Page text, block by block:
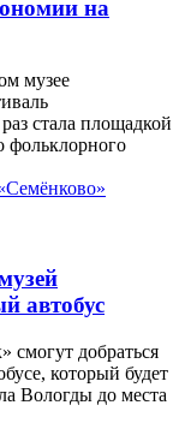
на
музее
стала площадкой
фольклорного
автобус
смогут добраться
который будет
Вологды до места